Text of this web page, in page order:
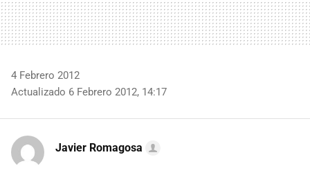
4 Febrero 2012
Actualizado 6 Febrero 2012, 14:17
Javier Romagosa